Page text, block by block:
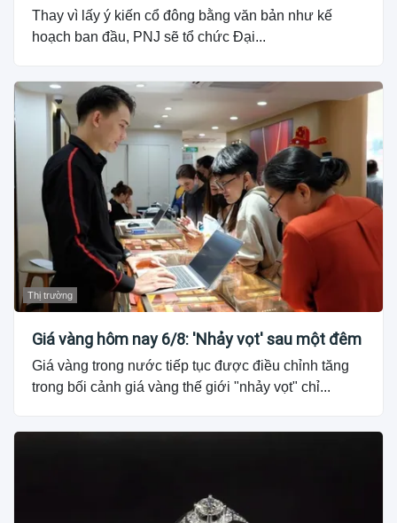
Thay vì lấy ý kiến cổ đông bằng văn bản như kế
hoạch ban đầu, PNJ sẽ tổ chức Đại...
Thị trường
Giá vàng hôm nay 6/8: 'Nhảy vọt' sau một đêm
Giá vàng trong nước tiếp tục được điều chỉnh tăng
trong bối cảnh giá vàng thế giới "nhảy vọt" chỉ...